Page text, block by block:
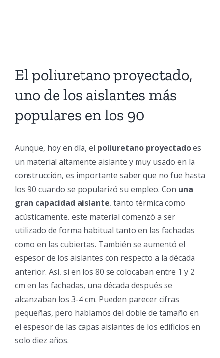
El poliuretano proyectado,
uno de los aislantes más
populares en los 90
Aunque, hoy en día, el poliuretano proyectadoes
un material altamente aislante y muy usado en la
construcción, es importante saber que no fue hasta
los 90 cuando se popularizó su empleo. Con una
gran capacidad aislante, tanto térmica como
acústicamente, este material comenzó a ser
utilizado de forma habitual tanto en las fachadas
como en las cubiertas. También se aumentó el
espesor de los aislantes con respecto a la década
anterior. Así, si en los 80 se colocaban entre 1 y 2
cm en las fachadas, una década después se
alcanzaban los 3-4 cm. Pueden parecer cifras
pequeñas, pero hablamos del doble de tamaño en
el espesor de las capas aislantes de los edificios en
solo diez años.